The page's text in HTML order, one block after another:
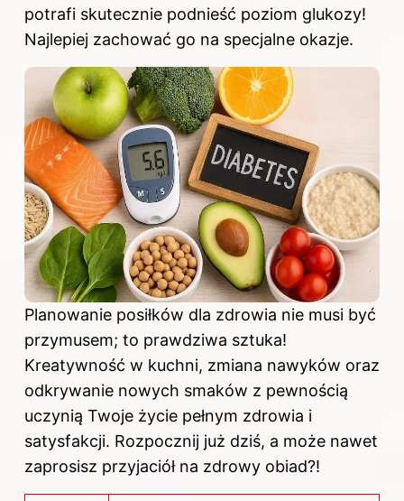
potrafi skutecznie podnieść poziom glukozy!
Najlepiej zachować go na specjalne okazje.
Planowanie posiłków dla zdrowia nie musi być
przymusem; to prawdziwa sztuka!
Kreatywność w kuchni, zmiana nawyków oraz
odkrywanie nowych smaków z pewnością
uczynią Twoje życie pełnym zdrowia i
satysfakcji. Rozpocznij już dziś, a może nawet
zaprosisz przyjaciół na zdrowy obiad?!